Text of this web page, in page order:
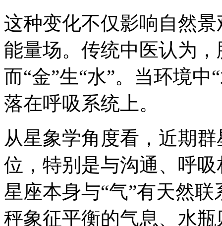
这种变化不仅影响自然
能量场。传统中医认为
而“金”生“水”。当环境
落在呼吸系统上。
从星象学角度看，近期
位，特别是与沟通、呼
星座本身与“气”有天然
秤象征平衡的气息、水